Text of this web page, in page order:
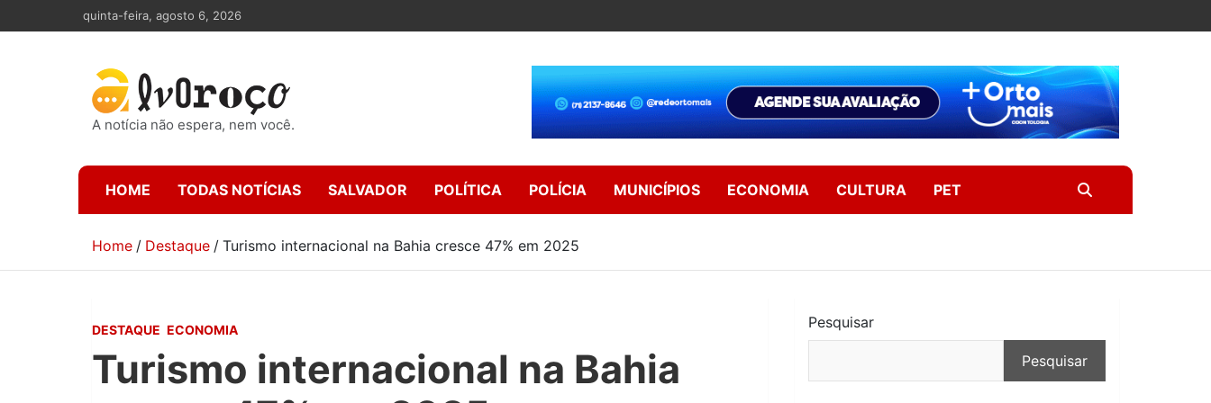
to
quinta-feira, agosto 6, 2026
A notícia não espera, nem você.
HOME TODAS NOTÍCIAS SALVADOR POLÍTICA POLÍCIA MUNICÍPIOS ECONOMIA CULTURA PET
Home Destaque Turismo internacional na Bahia cresce 47% em 2025
DESTAQUE ECONOMIA
Turismo internacional na Bahia
Pesquisar
Pesquisar